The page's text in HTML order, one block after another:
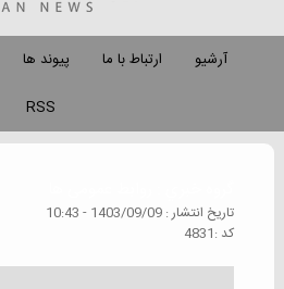
آرشیو ارتباط با ما پیوند ها
RSS
تاريخ انتشار : 1403/09/09 - 10:43
كد :4831